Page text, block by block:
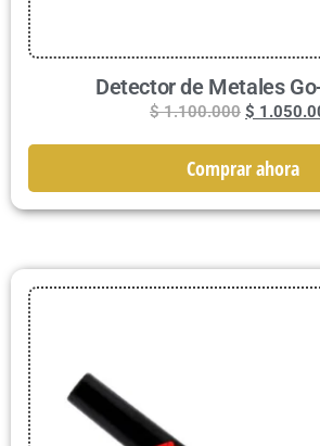
Detector de Metales
$1.100.000 $
Comprar ahora